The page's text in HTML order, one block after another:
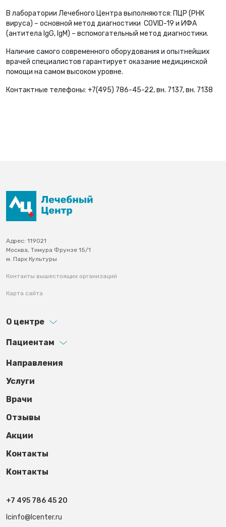
В лаборатории Лечебного Центра выполняются: ПЦР (РНК
вируса) – основной метод диагностики COVID-19 и ИФА
(антитела IgG, IgM) – вспомогательный метод диагностики.
Наличие самого современного оборудования и опытнейших
врачей специалистов гарантирует оказание медицинской
помощи на самом высоком уровне.
Контактные телефоны: +7(495) 786-45-22, вн. 7137, вн. 7138
Адрес: 119021
Москва, Тимура Фрунзе 15/1
м. Парк Культуры
Контакты вышестоящих организаций
Карта сайта
О центре
Пациентам
Footer third
Направления
Услуги
Врачи
Отзывы
Акции
Контакты
Контакты
+7 495 786 45 20
lcinfo@lcenter.ru